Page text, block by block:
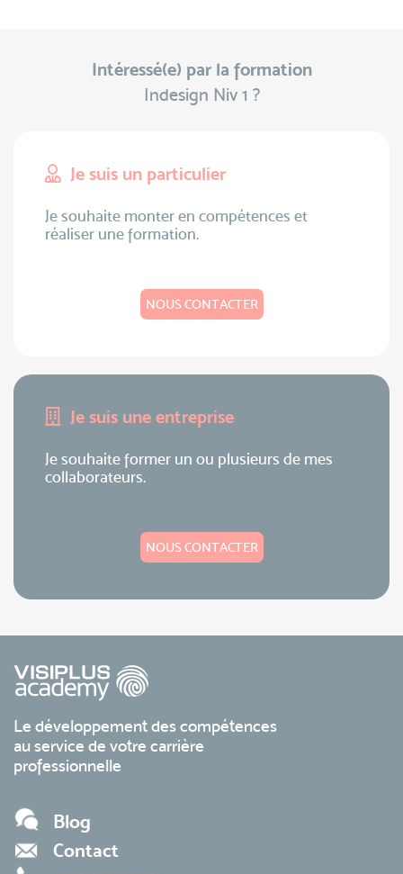
Intéressé(e) par la formation
Indesign Niv 1 ?
Je suis un particulier
Je souhaite monter en compétences et
réaliser une formation.
NOUS CONTACTER
Je suis une entreprise
Je souhaite former un ou plusieurs de mes
collaborateurs.
NOUS CONTACTER
Le développement des compétences
au service de votre carrière
professionnelle
Blog
Contact